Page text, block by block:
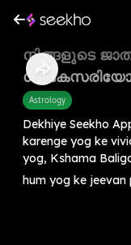
നിങ്ങളുടെ
Astrology
Dekhiye Seekho
karenge yog ke
yog, Kshama
hum yog ke jeevan